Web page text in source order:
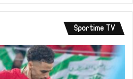
Sportime TV